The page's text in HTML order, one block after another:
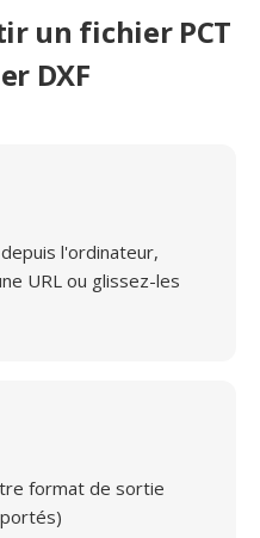
un fichier PCT
DXF
l'ordinateur,
URL ou glissez-les
format de sortie